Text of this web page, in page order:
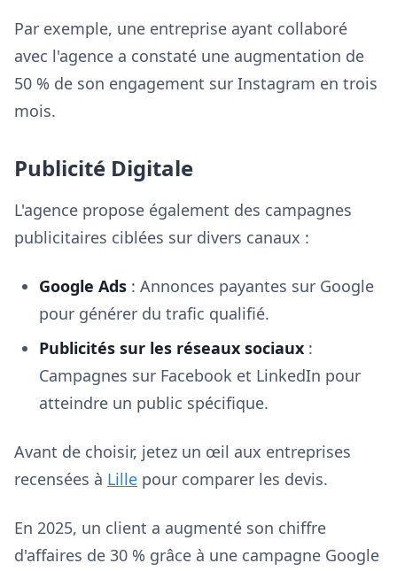
Par exemple, une entreprise ayant collaboré
avec l'agence a constaté une augmentation de
50 % de son engagement sur Instagram en trois
mois.
Publicité Digitale
L'agence propose également des campagnes
publicitaires ciblées sur divers canaux :
Google Ads : Annonces payantes sur Google
pour générer du trafic qualifié.
Publicités sur les réseaux sociaux :
Campagnes sur Facebook et LinkedIn pour
atteindre un public spécifique.
Avant de choisir, jetez un œil aux entreprises
recensées à Lille pour comparer les devis.
En 2025, un client a augmenté son chiffre
d'affaires de 30 % grâce à une campagne Google